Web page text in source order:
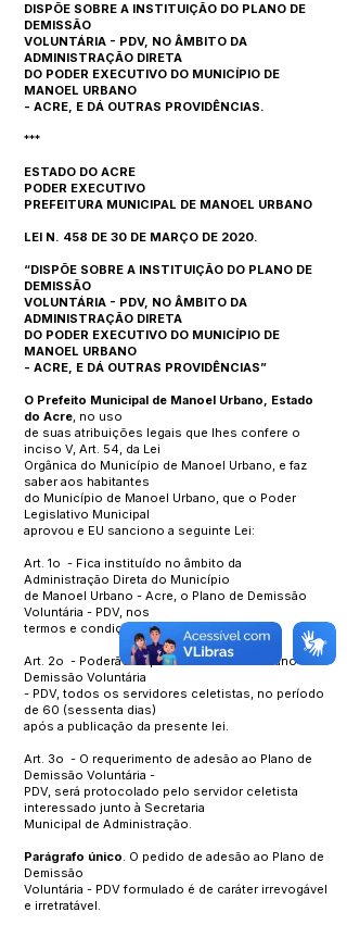
DISPÕE SOBRE A INSTITUIÇÃO DO PLANO DE
DEMISSÃO
VOLUNTÁRIA - PDV, NO ÂMBITO DA
ADMINISTRAÇÃO DIRETA
DO PODER EXECUTIVO DO MUNICÍPIO DE
MANOEL URBANO
- ACRE, E DÁ OUTRAS PROVIDÊNCIAS.
***
ESTADO DO ACRE
PODER EXECUTIVO
PREFEITURA MUNICIPAL DE MANOEL URBANO
LEI N. 458 DE 30 DE MARÇO DE 2020.
“DISPÕE SOBRE A INSTITUIÇÃO DO PLANO DE
DEMISSÃO
VOLUNTÁRIA - PDV, NO ÂMBITO DA
ADMINISTRAÇÃO DIRETA
DO PODER EXECUTIVO DO MUNICÍPIO DE
MANOEL URBANO
- ACRE, E DÁ OUTRAS PROVIDÊNCIAS”
O Prefeito Municipal de Manoel Urbano, Estado
do Acre, no uso
de suas atribuições legais que lhes confere o
inciso V, Art. 54, da Lei
Orgânica do Município de Manoel Urbano, e faz
saber aos habitantes
do Município de Manoel Urbano, que o Poder
Legislativo Municipal
aprovou e EU sanciono a seguinte Lei:
Art. 1o - Fica instituído no âmbito da
Administração Direta do Município
de Manoel Urbano - Acre, o Plano de Demissão
Voluntária - PDV, nos
termos e condições previstos nesta lei.
Art. 2o - Poderão requerer a adesão ao Plano de
Demissão Voluntária
- PDV, todos os servidores celetistas, no período
de 60 (sessenta dias)
após a publicação da presente lei.
Art. 3o - O requerimento de adesão ao Plano de
Demissão Voluntária -
PDV, será protocolado pelo servidor celetista
interessado junto à Secretaria
Municipal de Administração.
Parágrafo único. O pedido de adesão ao Plano de
Demissão
Voluntária - PDV formulado é de caráter irrevogável
e irretratável.